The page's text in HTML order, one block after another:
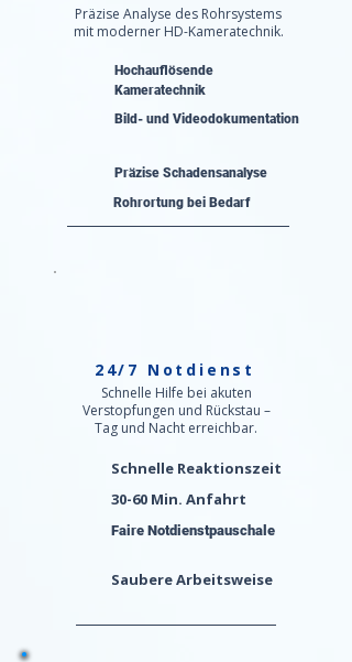
Präzise Analyse des Rohrsystems
mit moderner HD-Kameratechnik.
Hochauflösende
Kameratechnik
Bild- und Videodokumentation
Präzise Schadensanalyse​
Rohrortung bei Bedarf
24/7 Notdienst
Schnelle Hilfe bei akuten
Verstopfungen und Rückstau –
Tag und Nacht erreichbar.
Schnelle Reaktionszeit
30-60 Min. Anfahrt
Faire Notdienstpauschale
Saubere Arbeitsweise